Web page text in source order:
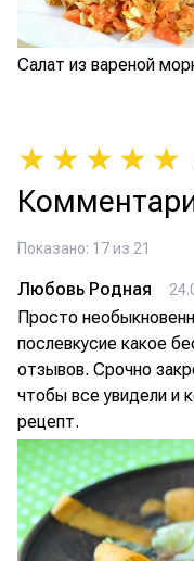
Салат из вареной
★ ★ ★ ★ ★
Показано: 17 из 21
Любовь Родная
Просто
послевкусие какое
отзывов. Срочно
чтобы все увидели и
рецепт.